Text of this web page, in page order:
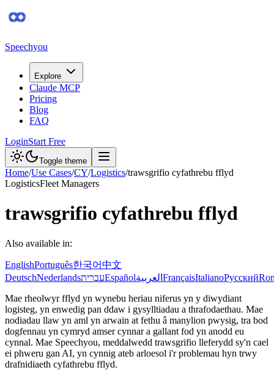
Speechyou
Explore
Claude MCP
Pricing
Blog
FAQ
LoginStart Free
Toggle theme
Home/Use Cases/CY/Logistics/trawsgrifio cyfathrebu fflyd
LogisticsFleet Managers
trawsgrifio cyfathrebu fflyd
Also available in:
EnglishPortuguês한국어中文
DeutschNederlandsעבריתEspañolالعربية FrançaisItalianoРусский
Mae rheolwyr fflyd yn wynebu heriau niferus yn y diwydiant
logisteg, yn enwedig pan ddaw i gysylltiadau a thrafodaethau. Mae
nodiadau llaw yn aml yn arwain at fethu â manylion pwysig, tra bod
dogfennau yn cymryd amser cynnar a gallant fod yn anodd eu
cynnal. Mae Speechyou, meddalwedd trawsgrifio lleferydd sy'n cael
ei phweru gan AI, yn cynnig ateb arloesol i'r problemau hyn trwy
drafnidiaeth cyfathrebu fflyd.